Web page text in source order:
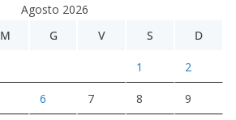
Agosto 2026
M G V S D
1 2
6 7 8 9